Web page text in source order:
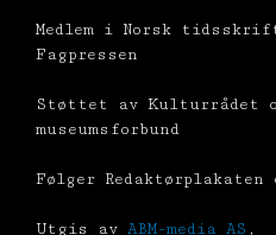
Medlem i Norsk
Fagpressen
Støttet av Kulturrådet
museumsforbund
Følger Redaktørplakaten
Utgis av ABM-media AS ,